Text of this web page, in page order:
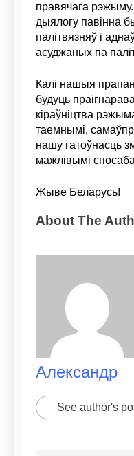
правячага
дыялогу павінна
палітвязняў і
асуджаных па
Калі нашыя
будуць
кіраўніцтва
таемнымі,
нашу гатоўнасць
мажлівымі
Жыве Беларусь!
About The
Александр
See author's